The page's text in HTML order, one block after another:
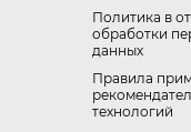
​Политика в
обработки
данных
Правила
технологий